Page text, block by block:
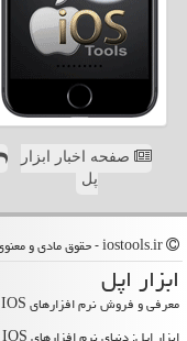
صفحه اخبار ابزار
پل
ابزار اپل
معرفی و فروش نرم افزارهای IOS